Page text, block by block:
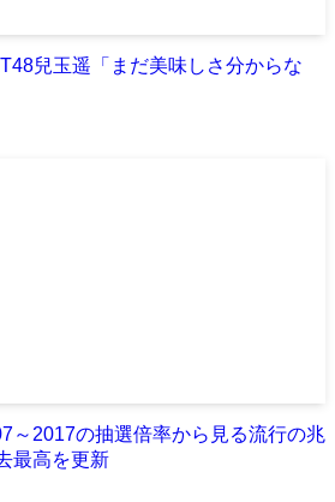
兒玉遥「まだ美味しさ分からな
～2017の抽選倍率から見る流行の兆
最高を更新